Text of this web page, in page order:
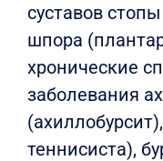
суставов
шпора
хронические
заболевания
теннисиста),